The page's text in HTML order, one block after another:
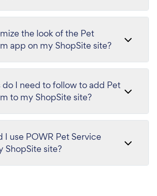
the look of the Pet
app on my ShopSite site?
I need to follow to add Pet
to my ShopSite site?
I use POWR Pet Service
ShopSite site?